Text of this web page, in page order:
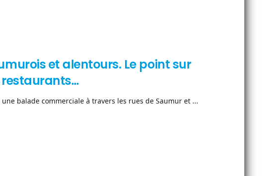
et alentours. Le point sur
restaurants…
balade commerciale à travers les rues de Saumur et ...